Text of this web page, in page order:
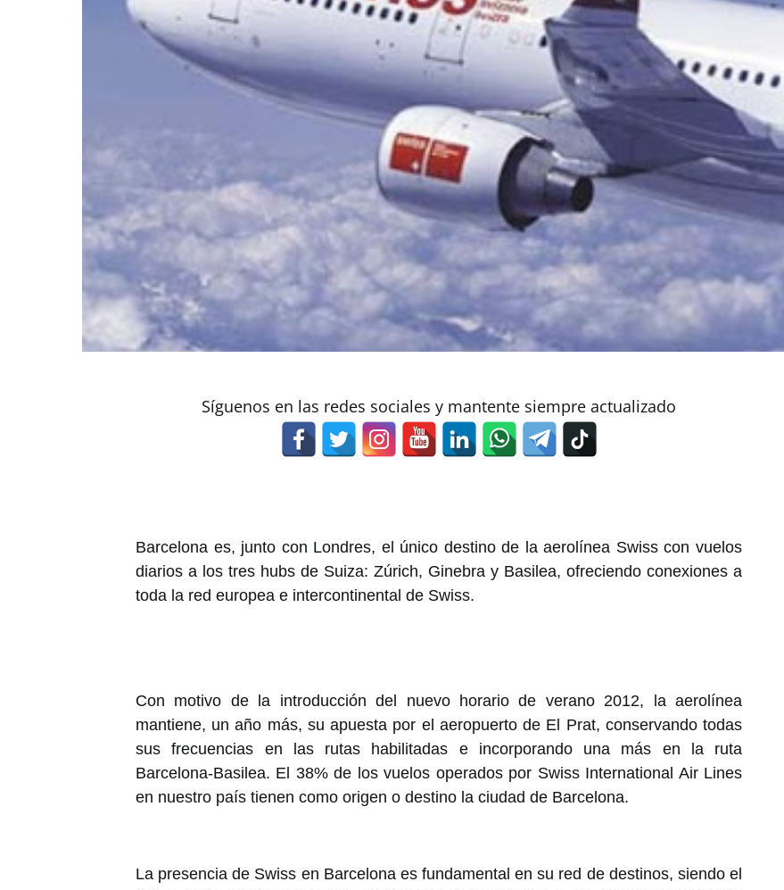
Síguenos en las redes sociales y mantente siempre actualizado
Barcelona es, junto con Londres, el único destino de la aerolínea Swiss con vuelos
diarios a los tres hubs de Suiza: Zúrich, Ginebra y Basilea, ofreciendo conexiones a
toda la red europea e intercontinental de Swiss.
Con motivo de la introducción del nuevo horario de verano 2012, la aerolínea
mantiene, un año más, su apuesta por el aeropuerto de El Prat, conservando todas
sus frecuencias en las rutas habilitadas e incorporando una más en la ruta
Barcelona-Basilea. El 38% de los vuelos operados por Swiss International Air Lines
en nuestro país tienen como origen o destino la ciudad de Barcelona.
La presencia de Swiss en Barcelona es fundamental en su red de destinos, siendo el